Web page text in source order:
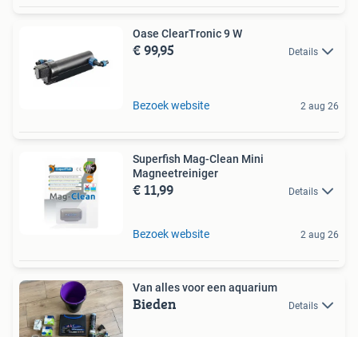
Oase ClearTronic 9 W
€ 99,95 Details
Bezoek website 2 aug 26
Superfish Mag-Clean Mini
Magneetreiniger
€ 11,99 Details
Bezoek website 2 aug 26
Van alles voor een aquarium
Bieden Details